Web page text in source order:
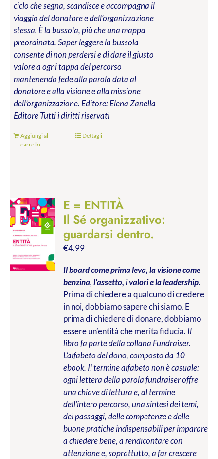
ciclo che segna, scandisce e accompagna il
viaggio del donatore e dell’organizzazione
stessa. È la bussola, più che una mappa
preordinata. Saper leggere la bussola
consente di non perdersi e di dare il giusto
valore a ogni tappa del percorso
mantenendo fede alla parola data al
donatore e alla visione e alla missione
dell’organizzazione. Editore: Elena Zanella
EditoreTutti i diritti riservati
Aggiungi al
carrello
Dettagli
E = ENTITÀ
Il Sé organizzativo:
guardarsi dentro.
€4.99
Il board come prima leva, la visione come
benzina, l’assetto, i valori e la leadership.
Prima di chiedere a qualcuno di credere
in noi, dobbiamo sapere chi siamo. E
prima di chiedere di donare, dobbiamo
essere un’entità che merita fiducia. Il
libro fa parte della collana Fundraiser.
L’alfabeto del dono, composto da 10
ebook. Il termine alfabeto non è casuale:
ogni lettera della parola fundraiser offre
una chiave di lettura e, al termine
dell’intero percorso, una sintesi dei temi,
dei passaggi, delle competenze e delle
buone pratiche indispensabili per imparare
a chiedere bene, a rendicontare con
attenzione e, soprattutto, a far crescere